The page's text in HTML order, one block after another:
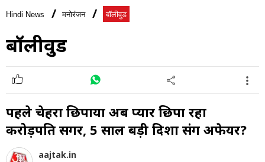
Hindi News मनोरंजन बॉलीवुड
बॉलीवुड
पहले चेहरा छ‍िपाया अब प्यार छ‍िपा रहा
करोड़पति सिंगर, 5 साल बड़ी दिशा संग अफेयर?
aajtak.in